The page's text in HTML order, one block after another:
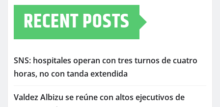
RECENT POSTS
SNS: hospitales operan con tres turnos de cuatro
horas, no con tanda extendida
Valdez Albizu se reúne con altos ejecutivos de